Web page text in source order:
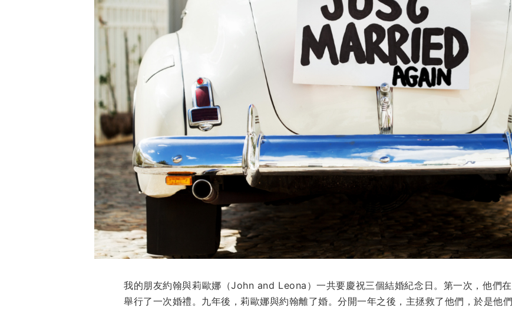
我的朋友約翰與莉歐娜（John and Leona）一共要慶祝三個結婚紀念日。第一次，他們
舉行了一次婚禮。九年後，莉歐娜與約翰離了婚。分開一年之後，主拯救了他們，於是他